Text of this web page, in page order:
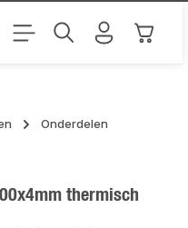
Onderdelen
thermisch